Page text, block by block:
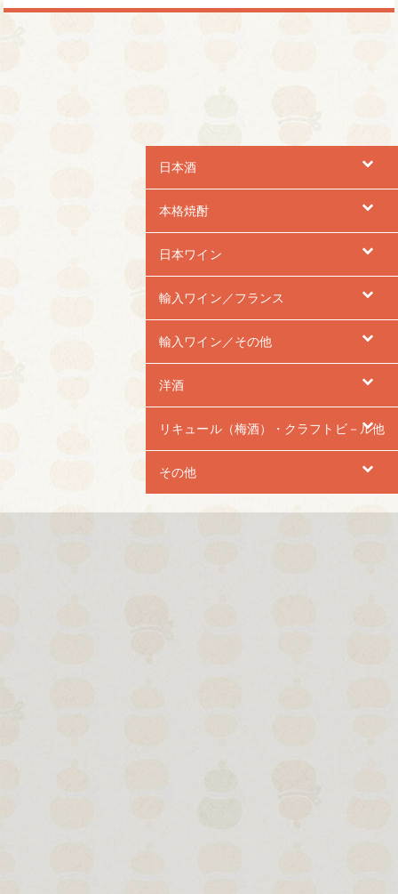
日本酒
本格焼酎
日本ワイン
輸入ワイン／フランス
輸入ワイン／その他
洋酒
リキュール（梅酒）・クラフトビ－ル他
その他